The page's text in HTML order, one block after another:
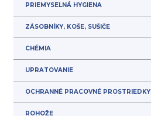
PRIEMYSELNÁ HYGIENA
ZÁSOBNÍKY, KOŠE, SUŠIČE
CHÉMIA
UPRATOVANIE
OCHRANNÉ PRACOVNÉ PROSTRIEDKY
ROHOŽE